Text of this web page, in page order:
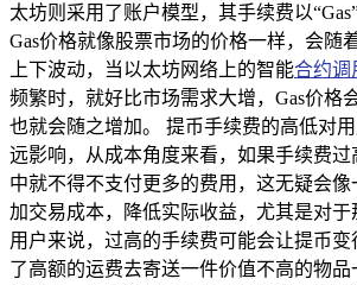
太坊则采用了账户模型，其手续费以
Gas价格就像股票市场的价格一样，会随
上下波动，当以太坊网络上的智能合约调
频繁时，就好比市场需求大增，Gas价格
也就会随之增加。 提币手续费的高低对
远影响，从成本角度来看，如果手续费
中就不得不支付更多的费用，这无疑会
加交易成本，降低实际收益，尤其是对
用户来说，过高的手续费可能会让提币
了高额的运费去寄送一件价值不高的物